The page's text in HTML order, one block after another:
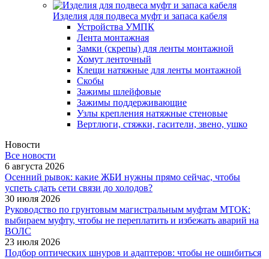
Изделия для подвеса муфт и запаса кабеля
Устройства УМПК
Лента монтажная
Замки (скрепы) для ленты монтажной
Хомут ленточный
Клещи натяжные для ленты монтажной
Скобы
Зажимы шлейфовые
Зажимы поддерживающие
Узлы крепления натяжные стеновые
Вертлюги, стяжки, гасители, звено, ушко
Новости
Все новости
6 августа 2026
Осенний рывок: какие ЖБИ нужны прямо сейчас, чтобы
успеть сдать сети связи до холодов?
30 июля 2026
Руководство по грунтовым магистральным муфтам МТОК:
выбираем муфту, чтобы не переплатить и избежать аварий на
ВОЛС
23 июля 2026
Подбор оптических шнуров и адаптеров: чтобы не ошибиться